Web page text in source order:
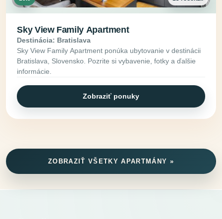
Sky View Family Apartment
Destinácia: Bratislava
Sky View Family Apartment ponúka ubytovanie v destinácii
Bratislava, Slovensko. Pozrite si vybavenie, fotky a ďalšie
informácie.
Zobraziť ponuky
ZOBRAZIŤ VŠETKY APARTMÁNY »